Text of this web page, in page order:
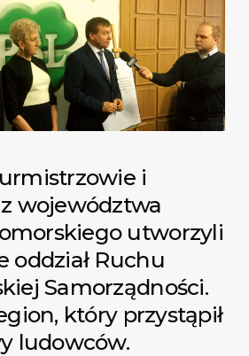
i
województwa
utworzyli
oddział Ruchu
Samorządności.
który przystąpił
ludowców.